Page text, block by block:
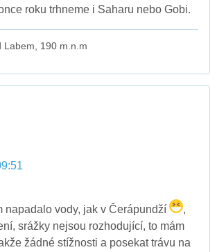
roku trhneme i Saharu nebo Gobi.
Labem, 190 m.n.m
napadalo vody, jak v Čerápundží
,
srážky nejsou rozhodující, to mám
žádné stížnosti a posekat trávu na